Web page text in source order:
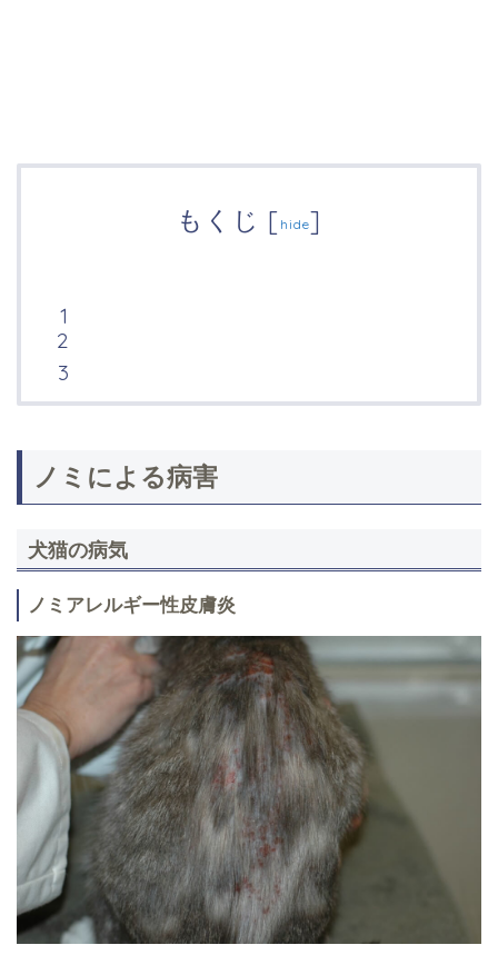
もくじ [ hide]
ノミによる病害
犬猫の病気
ノミアレルギー性皮膚炎